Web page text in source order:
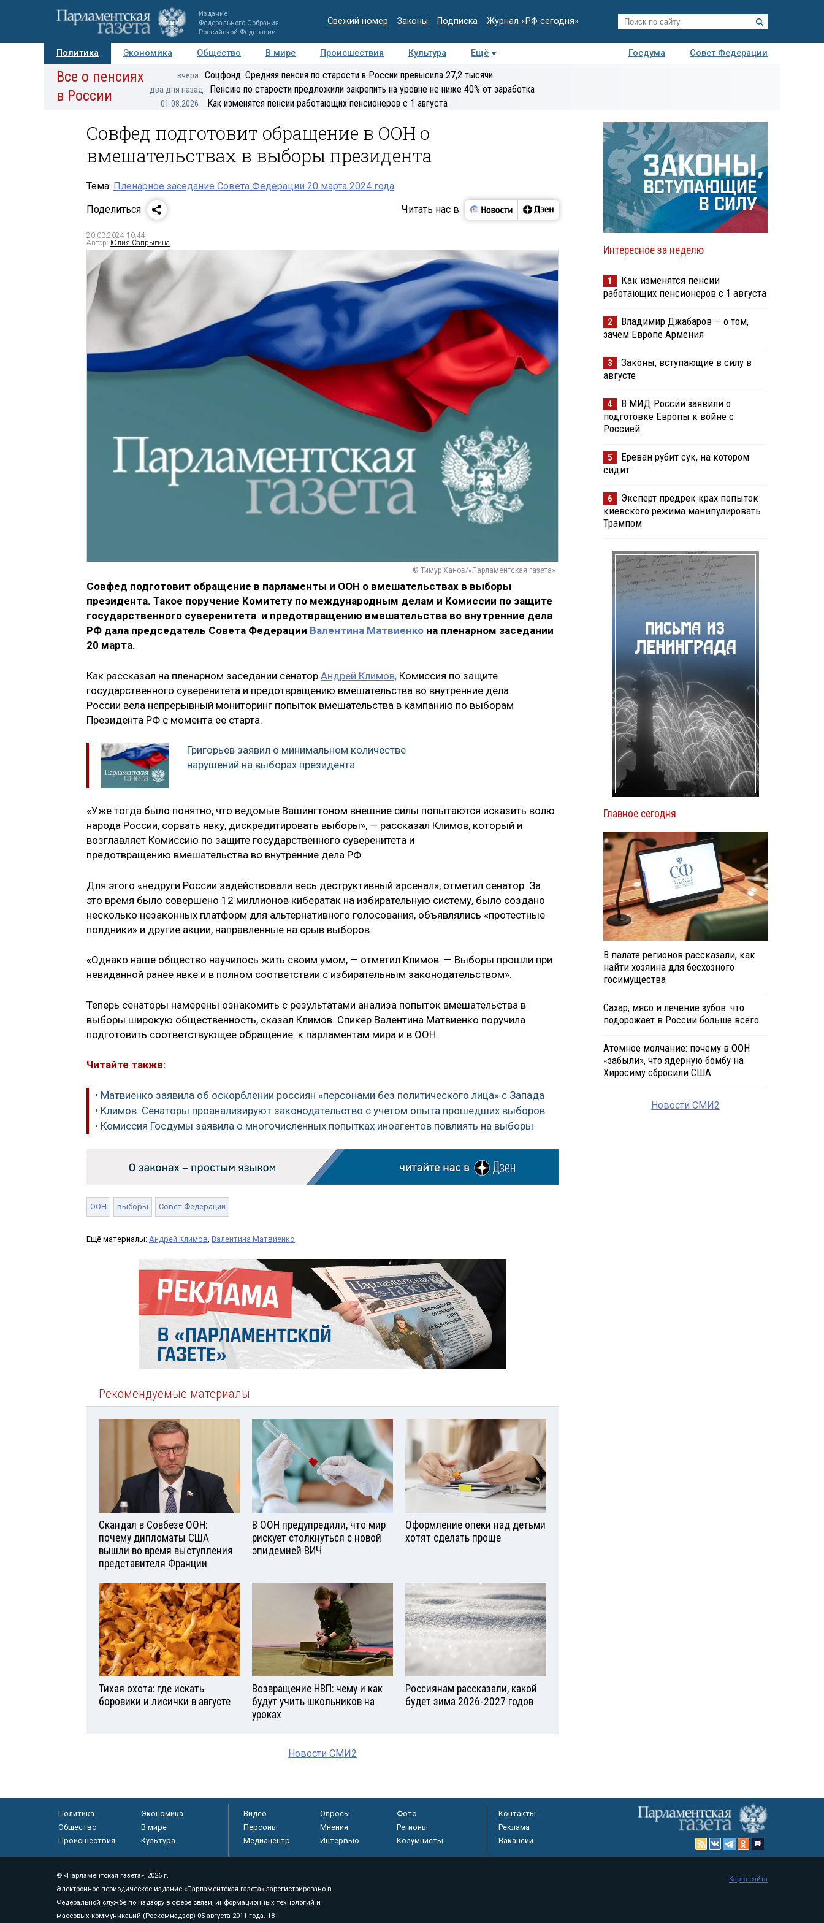
Издание
Федерального Собрания
Российской Федерации
Свежий номер Законы Подписка Журнал «РФ сегодня»
Политика Экономика Общество В мире Происшествия Культура Ещё Госдума
Совет Федерации
Авторы Персоны Мнения Регионы Медиацентр Интервью Колумнисты
экспертиза
Все о пенсиях
в России
вчера Соцфонд: Средняя пенсия по старости в России превысила 27,2 тысячи
два дня назад Пенсию по старости предложили закрепить на уровне не ниже 40% от заработка
01.08.2026 Как изменятся пенсии работающих пенсионеров с 1 августа
Совфед подготовит обращение в ООН о
вмешательствах в выборы президента
Тема: Пленарное заседание Совета Федерации 20 марта 2024 года
Поделиться
Читать нас в
20.03.2024 10:44
Автор: Юлия Сапрыгина
© Тимур Ханов/«Парламентская газета»
Совфед подготовит обращение в парламенты и ООН о вмешательствах в выборы
президента. Такое поручение Комитету по международным делам и Комиссии по защите
государственного суверенитета и предотвращению вмешательства во внутренние дела
РФ дала председатель Совета Федерации Валентина Матвиенко на пленарном заседании
20 марта.
Как рассказал на пленарном заседании сенатор Андрей Климов, Комиссия по защите
государственного суверенитета и предотвращению вмешательства во внутренние дела
России вела непрерывный мониторинг попыток вмешательства в кампанию по выборам
Президента РФ с момента ее старта.
Григорьев заявил о минимальном количестве
нарушений на выборах президента
«Уже тогда было понятно, что ведомые Вашингтоном внешние силы попытаются исказить волю
народа России, сорвать явку, дискредитировать выборы», — рассказал Климов, который и
возглавляет Комиссию по защите государственного суверенитета и
предотвращению вмешательства во внутренние дела РФ.
Для этого «недруги России задействовали весь деструктивный арсенал», отметил сенатор. За
это время было совершено 12 миллионов кибератак на избирательную систему, было создано
несколько незаконных платформ для альтернативного голосования, объявлялись «протестные
полдники» и другие акции, направленные на срыв выборов.
«Однако наше общество научилось жить своим умом, — отметил Климов. — Выборы прошли при
невиданной ранее явке и в полном соответствии с избирательным законодательством».
Теперь сенаторы намерены ознакомить с результатами анализа попыток вмешательства в
выборы широкую общественность, сказал Климов. Спикер Валентина Матвиенко поручила
подготовить соответствующее обращение к парламентам мира и в ООН.
Читайте также:
• Матвиенко заявила об оскорблении россиян «персонами без политического лица» с Запада
• Климов: Сенаторы проанализируют законодательство с учетом опыта прошедших выборов
• Комиссия Госдумы заявила о многочисленных попытках иноагентов повлиять на выборы
ООН выборы Совет Федерации
Ещё материалы: Андрей Климов, Валентина Матвиенко
Рекомендуемые материалы
Скандал в Совбезе ООН:
почему дипломаты США
вышли во время выступления
представителя Франции
В ООН предупредили, что мир
рискует столкнуться с новой
эпидемией ВИЧ
Оформление опеки над детьми
хотят сделать проще
Тихая охота: где искать
боровики и лисички в августе
Возвращение НВП: чему и как
будут учить школьников на
уроках
Россиянам рассказали, какой
будет зима 2026-2027 годов
Новости СМИ2
Интересное за неделю
1
Как изменятся пенсии
работающих пенсионеров с 1 августа
2
Владимир Джабаров — о том,
зачем Европе Армения
3
Законы, вступающие в силу в
августе
4
В МИД России заявили о
подготовке Европы к войне с
Россией
5
Ереван рубит сук, на котором
сидит
6
Эксперт предрек крах попыток
киевского режима манипулировать
Трампом
Главное сегодня
В палате регионов рассказали, как
найти хозяина для бесхозного
госимущества
Сахар, мясо и лечение зубов: что
подорожает в России больше всего
Атомное молчание: почему в ООН
«забыли», что ядерную бомбу на
Хиросиму сбросили США
Новости СМИ2
Политика
Экономика
Общество
В мире
Происшествия
Культура
Видео Опросы
Фото
Персоны
Мнения
Регионы
Медиацентр
Интервью Колумнисты
Контакты
Реклама
Вакансии
© «Парламентская газета», 2026 г.
Электронное периодическое издание «Парламентская газета» зарегистрировано в
Федеральной службе по надзору в сфере связи, информационных технологий и
массовых коммуникаций (Роскомнадзор) 05 августа 2011 года. 18+
Карта сайта